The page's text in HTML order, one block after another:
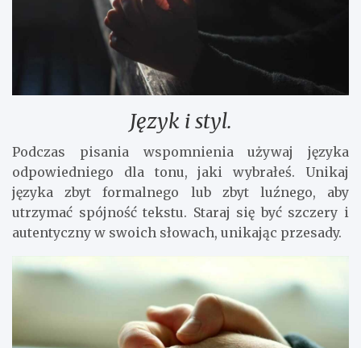
Język i styl.
Podczas pisania wspomnienia używaj języka
odpowiedniego dla tonu, jaki wybrałeś. Unikaj
języka zbyt formalnego lub zbyt luźnego, aby
utrzymać spójność tekstu. Staraj się być szczery i
autentyczny w swoich słowach, unikając przesady.